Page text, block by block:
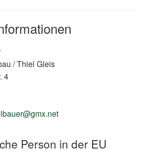
/ Thiel Gleis
4
Person in der EU